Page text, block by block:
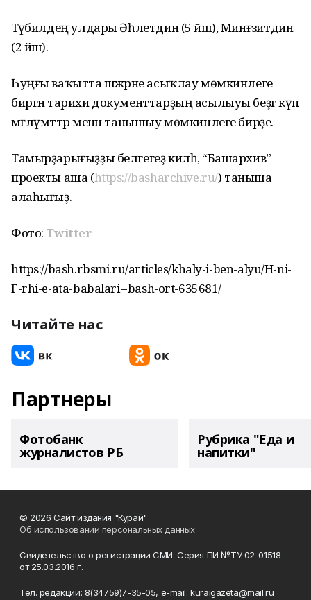
Тәүәбилдең улдары Әһлетдин (5 йәш), Минғәзитдин
(2 йәш).
Һуңғы ваҡытта шәжәрәне асыҡлау мөмкинлеге
биргән тарихи документтарҙың асылыуы беҙгә күп
мәғлүмәттәр менән танышыу мөмкинлеге бирҙе.
Тамырҙарығыҙҙы белгегеҙ килһә, “Башархив”
проекты аша (https://basharchive.ru/) таныша
алаһығыҙ.
Фото: Twitter
https://bash.rbsmi.ru/articles/khaly-i-ben-alyu/H-ni-
F-rhi-e-ata-babalari--bash-ort-635681/
Читайте нас
Партнеры
Фотобанк
журналистов РБ
Рубрика "Еда и
напитки"
© 2026 Сайт издания "Курай"
Об использовании персональных данных
Свидетельство о регистрации СМИ: Серия ПИ №ТУ 02-01518
от 25.03.2016 г.
Тел. редакции: 8(34759)7-35-05, e-mail: kuraigazeta@mail.ru